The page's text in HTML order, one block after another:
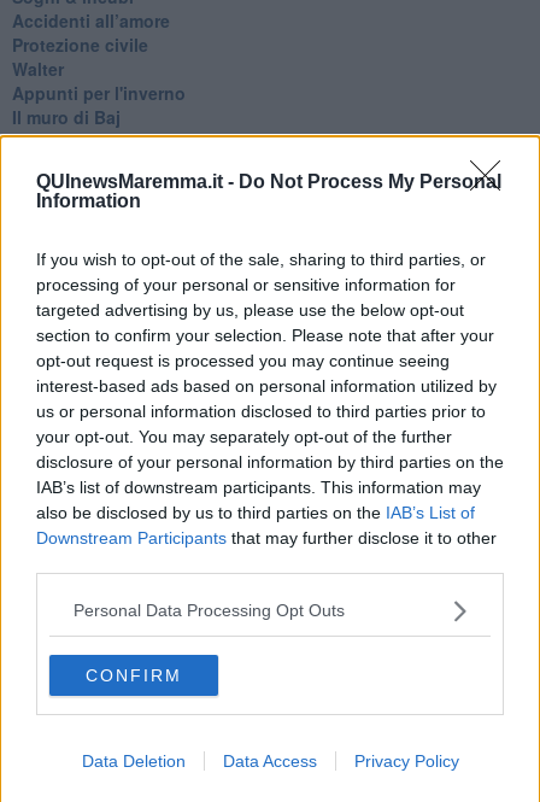
QUInewsMaremma.it - Do Not Process My Personal
Information
If you wish to opt-out of the sale, sharing to third parties, or
processing of your personal or sensitive information for
targeted advertising by us, please use the below opt-out
section to confirm your selection. Please note that after your
opt-out request is processed you may continue seeing
interest-based ads based on personal information utilized by
us or personal information disclosed to third parties prior to
your opt-out. You may separately opt-out of the further
disclosure of your personal information by third parties on the
IAB’s list of downstream participants. This information may
also be disclosed by us to third parties on the IAB’s List of
Downstream Participants that may further disclose it to other
Personal Data Processing Opt Outs
CONFIRM
Data Deletion Data Access Privacy Policy
Accidenti all’amore
Protezione civile
Walter
Appunti per l'inverno
Il muro di Baj
Biografia emotiva
Umani
I bolidi
Amarezza
Colpa & merito
Vento
​LA PANCHINA ROSSA Requiem per il Commissario
Ospedali del cuore
Coraçào
Charlie
Il telefono del vento
Testamento & Commiato
Poeta
​La colpa - Memorie del commissario
Autunno
Gracias a la vida
Somnium
Fly me to the moon
Memòrias
Sto qui
Scrivi